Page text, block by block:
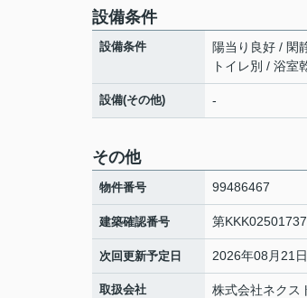
設備条件
設備条件
陽当り良好 / 閑
トイレ別 / 浴室
設備(その他) -
その他
物件番号 99486467
建築確認番号 第
次回更新予定日 2026年08月21日
取扱会社
株式会社ネクス